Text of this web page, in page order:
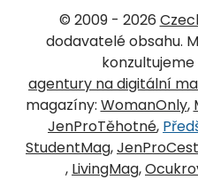
© 2009 - 2026
dodavatelé obsahu.
agentury na digitální
magazíny: WomanOnly,
JenProTěhotné,
StudentMag,
, LivingMag,